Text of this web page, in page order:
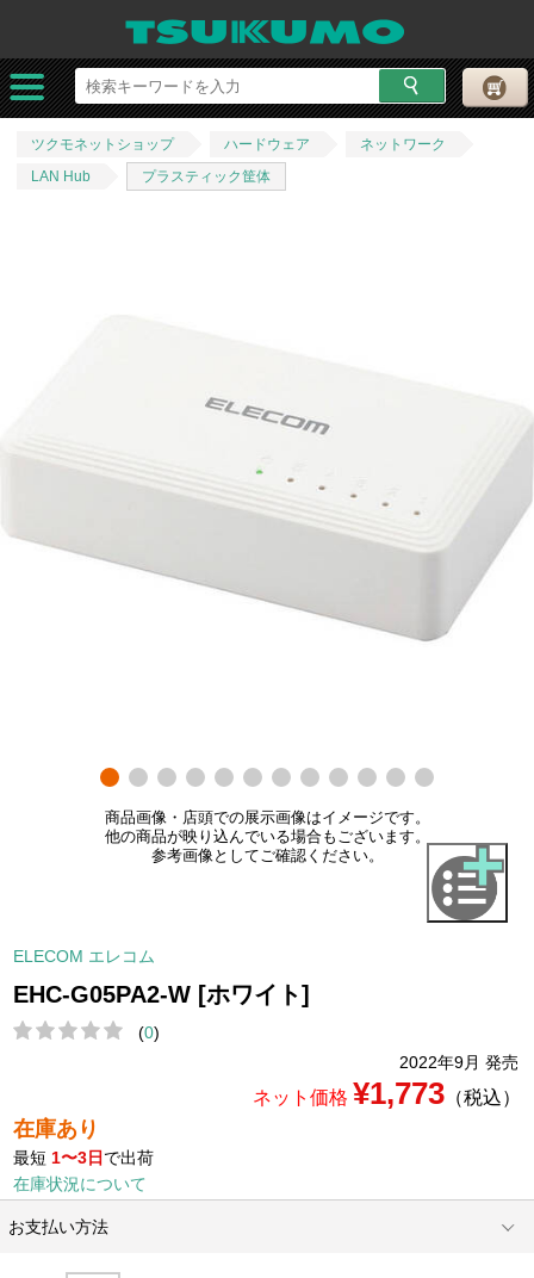
ツクモネットショップ ハードウェア
ネットワーク
LAN Hub
プラスティック筐体
商品画像・店頭での展示画像はイメージです。
他の商品が映り込んでいる場合もございます。
参考画像としてご確認ください。
ELECOM エレコム
EHC-G05PA2-W [ホワイト]
(0)
2022年9月 発売
ネット価格 ¥1,773（税込）
在庫あり
最短 1〜3日 で出荷
在庫状況について
お支払い方法